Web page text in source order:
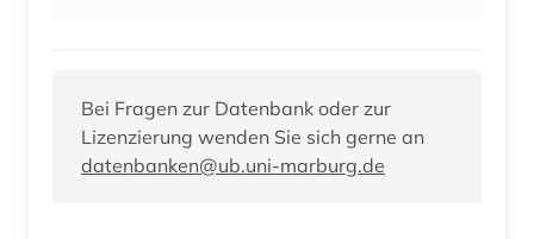
Bei Fragen zur Datenbank oder zur
Lizenzierung wenden Sie sich gerne an
datenbanken@ub.uni-marburg.de